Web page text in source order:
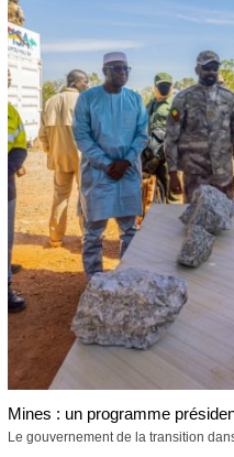
Mines : un programme
Le gouvernement de la transition